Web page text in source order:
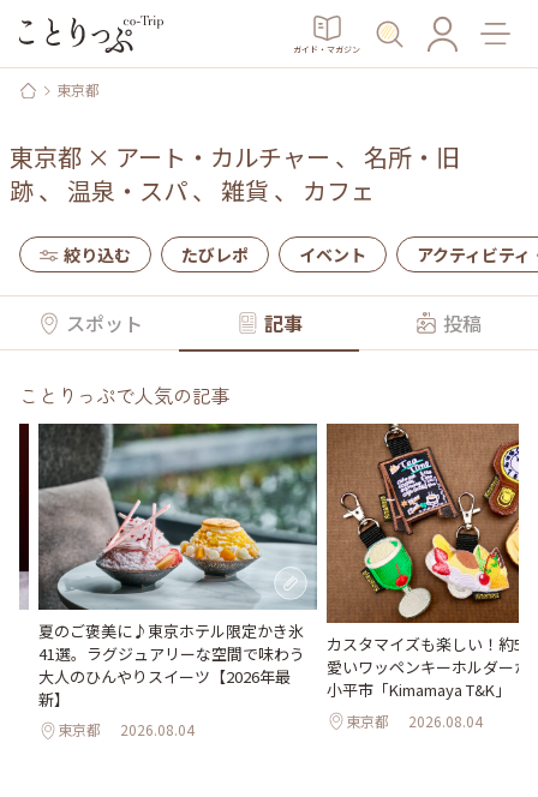
ガイド・マガジン
東京都
東京都 × アート・カルチャー 、 名所・旧
跡、 温泉・スパ、 雑貨 、 カフェ
絞り込む たびレポ イベント アクティビティ
スポット 記事 投稿
ことりっぷで人気の記事
夏のご褒美に♪東京ホテル限定かき氷
41選。ラグジュアリーな空間で味わう
大人のひんやりスイーツ【2026年最
新】
東京都 2026.08.04
カスタマイズも楽しい！約
愛いワッペンキーホルダーが
小平市「Kimamaya T&K」
東京都 2026.08.04